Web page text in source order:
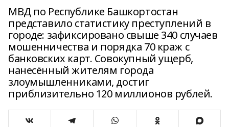
МВД по Республике Башкортостан
представило статистику преступлений в
городе: зафиксировано свыше 340 случаев
мошенничества и порядка 70 краж с
банковских карт. Совокупный ущерб,
нанесённый жителям города
злоумышленниками, достиг
приблизительно 120 миллионов рублей.